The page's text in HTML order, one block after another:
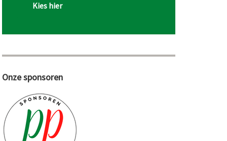
Kies hier
Onze sponsoren